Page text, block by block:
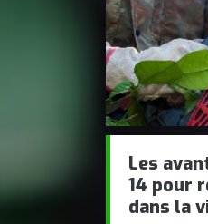
Les
14 pour
dans la